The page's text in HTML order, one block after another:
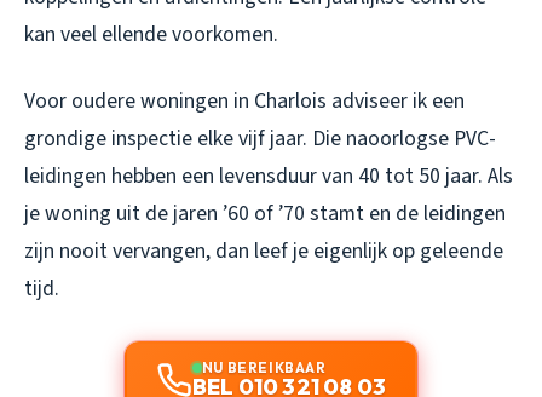
kan veel ellende voorkomen.
Voor oudere woningen in Charlois adviseer ik een
grondige inspectie elke vijf jaar. Die naoorlogse PVC-
leidingen hebben een levensduur van 40 tot 50 jaar. Als
je woning uit de jaren ’60 of ’70 stamt en de leidingen
zijn nooit vervangen, dan leef je eigenlijk op geleende
tijd.
NU BEREIKBAAR
BEL 010 321 08 03